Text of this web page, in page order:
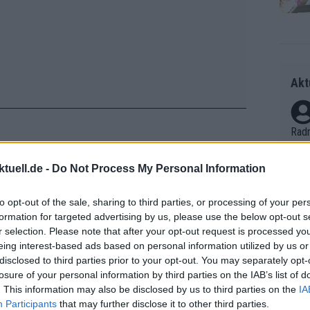
- Do Not Process My Personal Information
opt-out of the sale, sharing to third parties, or processing of your
for targeted advertising by us, please use the below opt-out
selection. Please note that after your opt-out request is processed
interest-based ads based on personal information utilized by us
to third parties prior to your opt-out. You may separately
of your personal information by third parties on the IAB’s list of
This information may also be disclosed by us to third parties on the
Participants that may further disclose it to other third parties.
Leistungen stellt sich die Frage, ob
Onkels Jan Ullrich treten
Kampf um die Gesamtwertung war.
Grand Tour mit Fokus auf die
schwieriger, als ich dachte. Das
aber im Moment fehlt mir die
fahren und auf Etappensiege zu
ss
et.
Auf
V?